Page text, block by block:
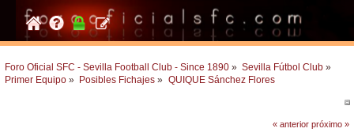
Foro Oficial SFC - Sevilla Football Club - Since 1890 » Sevilla Fútbol Club »
Primer Equipo » Posibles Fichajes » QUIQUE Sánchez Flores
« anterior próximo »